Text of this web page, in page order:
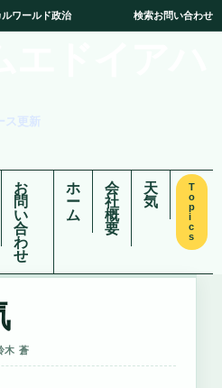
ルワールド政治 検索お問い合わせ
更新
お
問
い
合
わ
せ
ホ
ー
ム
会
社
概
要
天
気
T
o
p
i
c
s
木 蒼